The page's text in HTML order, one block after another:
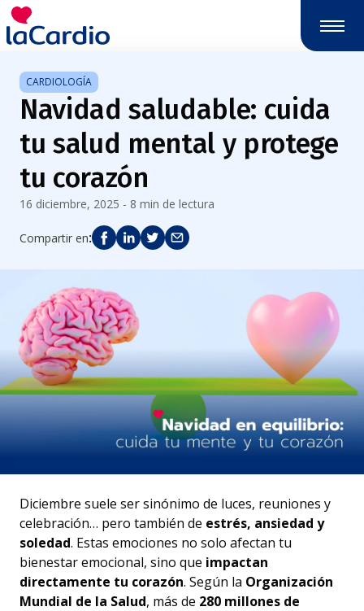
CARDIOLOGÍA
Navidad saludable: cuida
tu salud mental y protege
tu corazón
16 diciembre, 2025 - 8 min de lectura
Compartir en:
Diciembre suele ser sinónimo de luces, reuniones y
celebración… pero también de estrés, ansiedad y
soledad. Estas emociones no solo afectan tu
bienestar emocional, sino que impactan
directamente tu corazón. Según la Organización
Mundial de la Salud, más de 280 millones de